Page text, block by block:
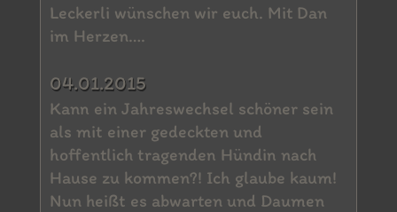
Leckerli wünschen wir euch. Mit Dan
im Herzen….
04.01.2015
Kann ein Jahreswechsel schöner sein
als mit einer gedeckten und
hoffentlich tragenden Hündin nach
Hause zu kommen?! Ich glaube kaum!
Nun heißt es abwarten und Daumen